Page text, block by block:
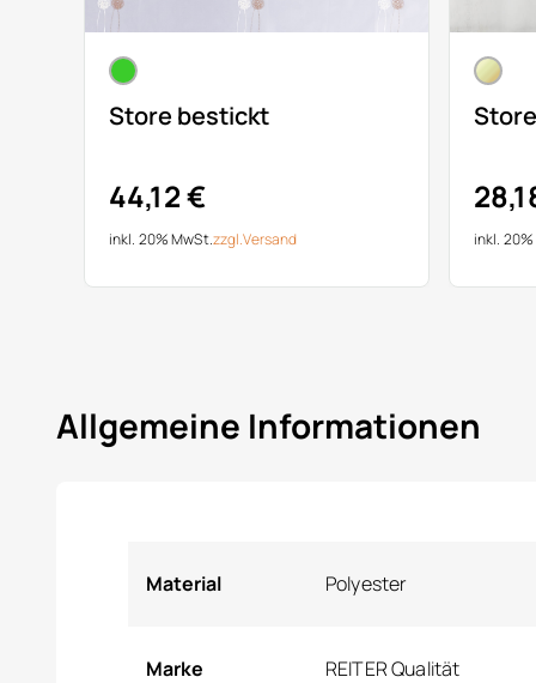
Store bestickt
44,12 €
inkl. 20% MwSt.zzgl.Versand inkl.
Allgemeine Informationen
Material Polyester
Marke REITER Qualität